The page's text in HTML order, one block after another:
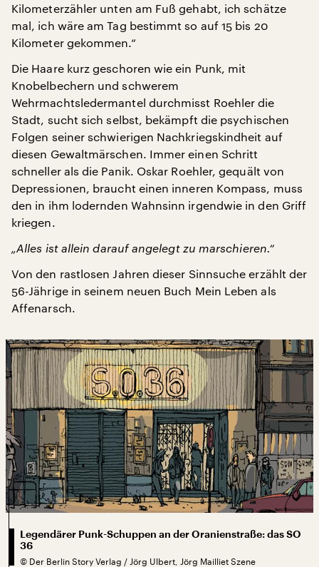
Kilometerzähler unten am Fuß gehabt, ich schätze
mal, ich wäre am Tag bestimmt so auf 15 bis 20
Kilometer gekommen.“
Die Haare kurz geschoren wie ein Punk, mit
Knobelbechern und schwerem
Wehrmachtsledermantel durchmisst Roehler die
Stadt, sucht sich selbst, bekämpft die psychischen
Folgen seiner schwierigen Nachkriegskindheit auf
diesen Gewaltmärschen. Immer einen Schritt
schneller als die Panik. Oskar Roehler, gequält von
Depressionen, braucht einen inneren Kompass, muss
den in ihm lodernden Wahnsinn irgendwie in den Griff
kriegen.
„Alles ist allein darauf angelegt zu marschieren.“
Von den rastlosen Jahren dieser Sinnsuche erzählt der
56-Jährige in seinem neuen Buch Mein Leben als
Affenarsch.
Legendärer Punk-Schuppen an der Oranienstraße: das SO
36
© Der Berlin Story Verlag / Jörg Ulbert, Jörg Mailliet Szene